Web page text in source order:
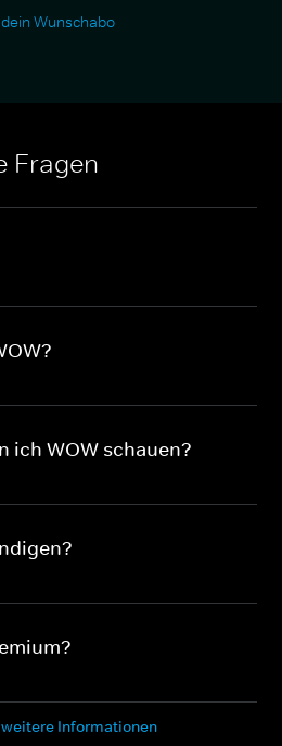
Wunschabo
Fragen
ich WOW schauen?
Informationen